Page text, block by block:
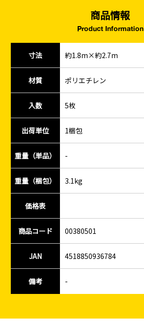
商品情報
Product Information
寸法 約1.8m×約2.7m
材質 ポリエチレン
入数 5枚
出荷単位 1梱包
重量（単品） -
重量（梱包） 3.1kg
価格表
商品コード 00380501
JAN 4518850936784
備考 -